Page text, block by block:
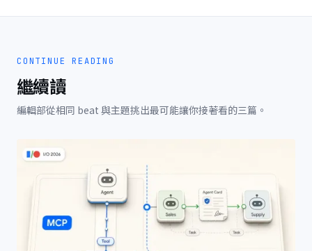
CONTINUE READING
繼續讀
編輯部從相同 beat 與主題挑出最可能讓你接著看的三篇。